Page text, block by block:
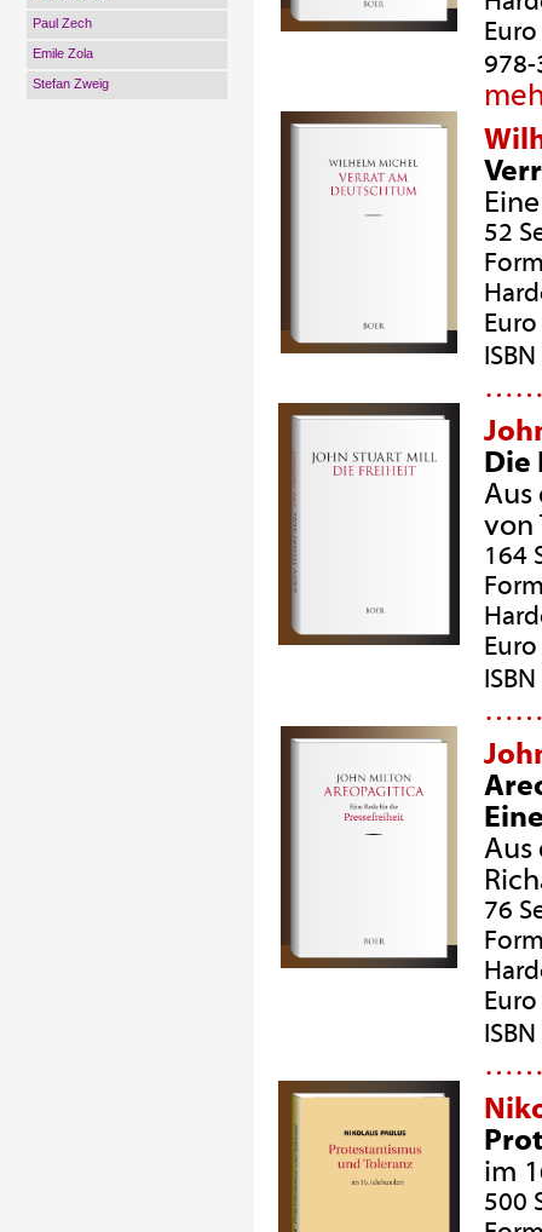
Paul Zech
Emile Zola
Stefan Zweig
52
Die
Aus
von
164
Aus
76
im
500